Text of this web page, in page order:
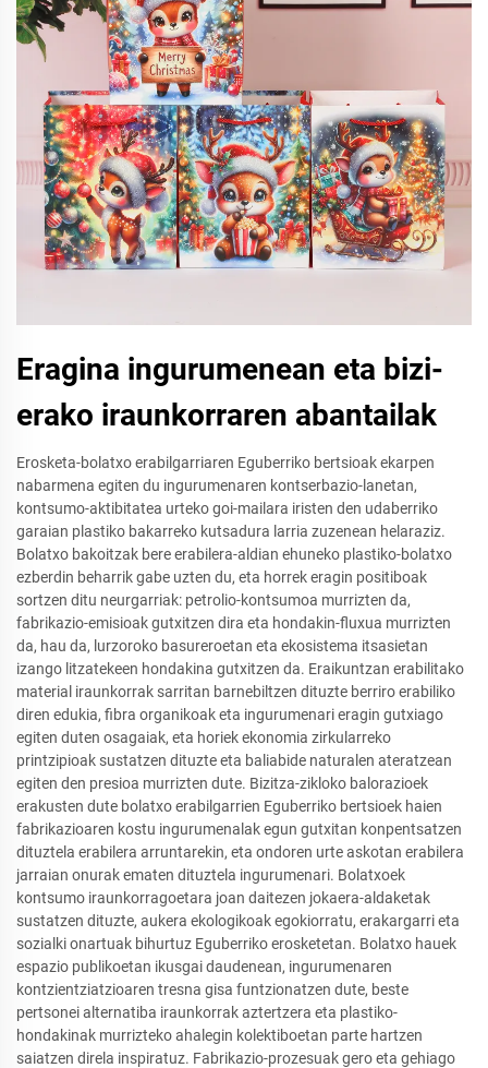
Eragina ingurumenean eta bizi-
erako iraunkorraren abantailak
Erosketa-bolatxo erabilgarriaren Eguberriko bertsioak ekarpen
nabarmena egiten du ingurumenaren kontserbazio-lanetan,
kontsumo-aktibitatea urteko goi-mailara iristen den udaberriko
garaian plastiko bakarreko kutsadura larria zuzenean helaraziz.
Bolatxo bakoitzak bere erabilera-aldian ehuneko plastiko-bolatxo
ezberdin beharrik gabe uzten du, eta horrek eragin positiboak
sortzen ditu neurgarriak: petrolio-kontsumoa murrizten da,
fabrikazio-emisioak gutxitzen dira eta hondakin-fluxua murrizten
da, hau da, lurzoroko basureroetan eta ekosistema itsasietan
izango litzatekeen hondakina gutxitzen da. Eraikuntzan erabilitako
material iraunkorrak sarritan barnebiltzen dituzte berriro erabiliko
diren edukia, fibra organikoak eta ingurumenari eragin gutxiago
egiten duten osagaiak, eta horiek ekonomia zirkularreko
printzipioak sustatzen dituzte eta baliabide naturalen ateratzean
egiten den presioa murrizten dute. Bizitza-zikloko balorazioek
erakusten dute bolatxo erabilgarrien Eguberriko bertsioek haien
fabrikazioaren kostu ingurumenalak egun gutxitan konpentsatzen
dituztela erabilera arruntarekin, eta ondoren urte askotan erabilera
jarraian onurak ematen dituztela ingurumenari. Bolatxoek
kontsumo iraunkorragoetara joan daitezen jokaera-aldaketak
sustatzen dituzte, aukera ekologikoak egokiorratu, erakargarri eta
sozialki onartuak bihurtuz Eguberriko erosketetan. Bolatxo hauek
espazio publikoetan ikusgai daudenean, ingurumenaren
kontzientziatzioaren tresna gisa funtzionatzen dute, beste
pertsonei alternatiba iraunkorrak aztertzera eta plastiko-
hondakinak murrizteko ahalegin kolektiboetan parte hartzen
saiatzen direla inspiratuz. Fabrikazio-prozesuak gero eta gehiago